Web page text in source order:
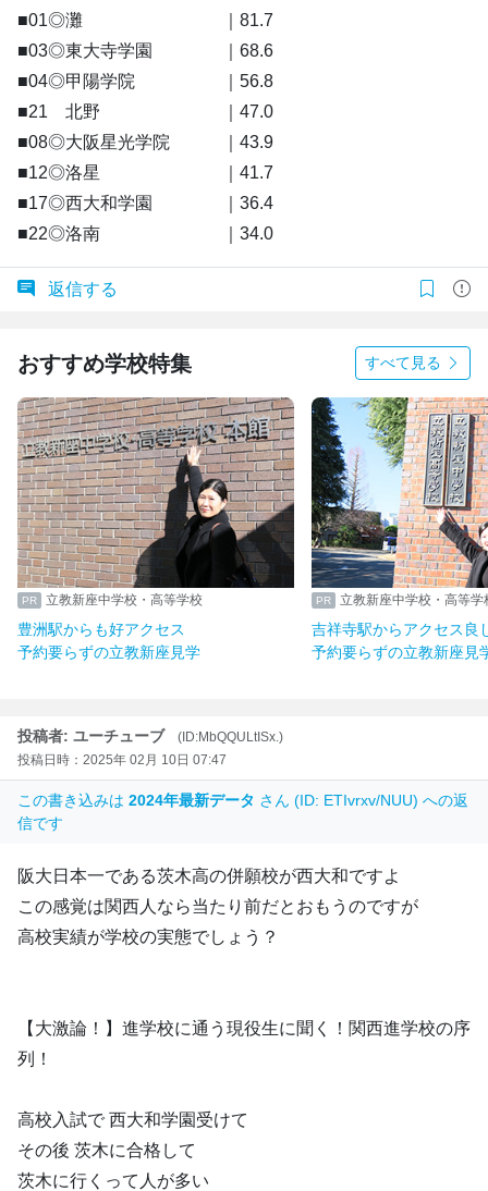
■01◎灘 ｜81.7
■03◎東大寺学園 ｜68.6
■04◎甲陽学院 ｜56.8
■21 北野 ｜47.0
■08◎大阪星光学院 ｜43.9
■12◎洛星 ｜41.7
■17◎西大和学園 ｜36.4
■22◎洛南 ｜34.0
返信する
おすすめ学校特集 すべて見る
立教新座中学校・高等学校
豊洲駅からも好アクセス
予約要らずの立教新座見学
立教新座中学校・高等学
吉祥寺駅からアクセス良
予約要らずの立教新座見
投稿者: ユーチューブ
(ID:MbQQULtISx.)
投稿日時：2025年 02月 10日 07:47
この書き込みは 2024年最新データ さん (ID: ETIvrxv/NUU) への返
信です
阪大日本一である茨木高の併願校が西大和ですよ
この感覚は関西人なら当たり前だとおもうのですが
高校実績が学校の実態でしょう？
【大激論！】進学校に通う現役生に聞く！関西進学校の序
列！
高校入試で 西大和学園受けて
その後 茨木に合格して
茨木に行くって人が多い